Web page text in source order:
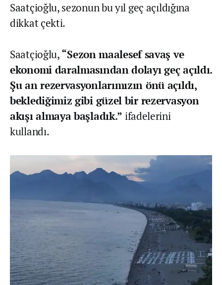
Saatçioğlu, sezonun bu yıl geç açıldığına
dikkat çekti.
Saatçioğlu,“Sezon maalesef savaş ve
ekonomi daralmasından dolayı geç açıldı.
Şu an rezervasyonlarımızın önü açıldı,
beklediğimiz gibi güzel bir rezervasyon
akışı almaya başladık.” ifadelerini
kullandı.